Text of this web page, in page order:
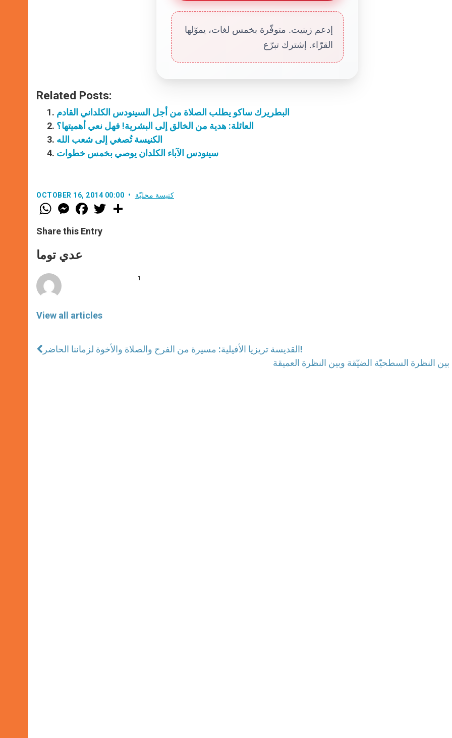
إدعم زينيت. متوفّرة بخمس لغات، يموّلها
القرّاء. إشترك تبرّع
Related Posts:
البطريرك ساكو يطلب الصلاة من أجل السينودس الكلداني القادم
العائلة: هدية من الخالق إلى البشرية! فهل نعي أهميتها؟
الكنيسة تُصغي إلى شعب الله
سينودس الآباء الكلدان يوصي بخمس خطوات
OCTOBER 16, 2014 00:00 كنيسة محليّة
W
h
t
s
p
p
M
e
s
e
g
e
F
a
e
b
w
Share this Entry
عدي توما
View all articles
1
القديسة تريزيا الأفيلية: مسيرة من الفرح والصلاة والأخوة لزماننا الحاضر!
النظرة السطحيّة الضيّقة وبين النظرة العميقة